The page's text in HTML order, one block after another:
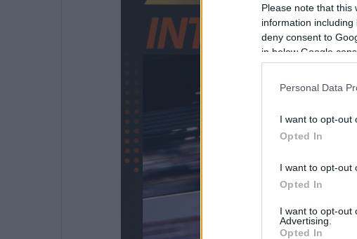
Please note that this
information
deny consent to
in below Google
Personal Data
I want to opt-out
Opted In
I want to opt-out
Opted In
I want to opt-out
Advertising.
Opted In